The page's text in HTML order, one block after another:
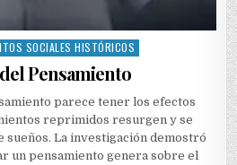
SOCIALES HISTÓRICOS
Pensamiento
parece tener los efectos
reprimidos resurgen y se
sueños. La investigación demostró
un pensamiento genera sobre el